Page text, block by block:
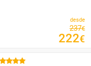
desde
237€
222€